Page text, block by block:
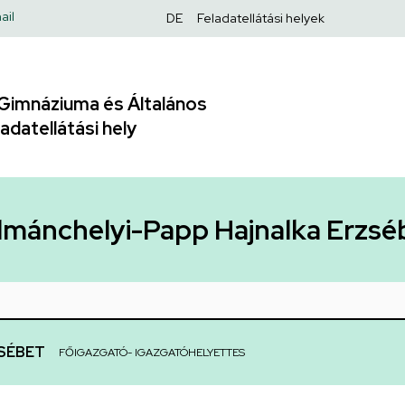
Felső
DE Feladatellátási helyek
és Általános
hely
Papp Hajnalka
FŐIGAZGATÓ- IGAZGATÓHELYETTES